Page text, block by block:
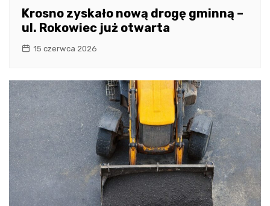
Krosno zyskało nową drogę gminną –
ul. Rokowiec już otwarta
15 czerwca 2026